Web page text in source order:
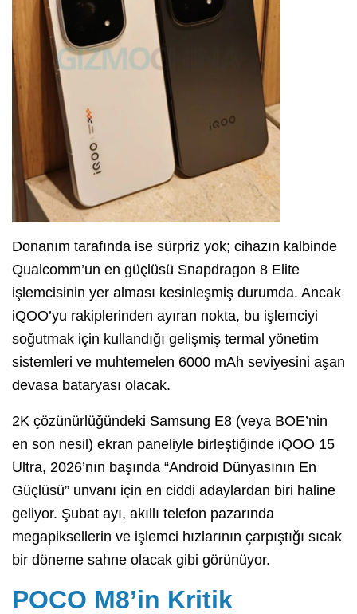
Donanım tarafında ise sürpriz yok; cihazın kalbinde
Qualcomm’un en güçlüsü Snapdragon 8 Elite
işlemcisinin yer alması kesinleşmiş durumda. Ancak
iQOO’yu rakiplerinden ayıran nokta, bu işlemciyi
soğutmak için kullandığı gelişmiş termal yönetim
sistemleri ve muhtemelen 6000 mAh seviyesini aşan
devasa bataryası olacak.
2K çözünürlüğündeki Samsung E8 (veya BOE’nin
en son nesil) ekran paneliyle birleştiğinde iQOO 15
Ultra, 2026’nın başında “Android Dünyasının En
Güçlüsü” unvanı için en ciddi adaylardan biri haline
geliyor. Şubat ayı, akıllı telefon pazarında
megapiksellerin ve işlemci hızlarının çarpıştığı sıcak
bir döneme sahne olacak gibi görünüyor.
POCO M8’in Kritik